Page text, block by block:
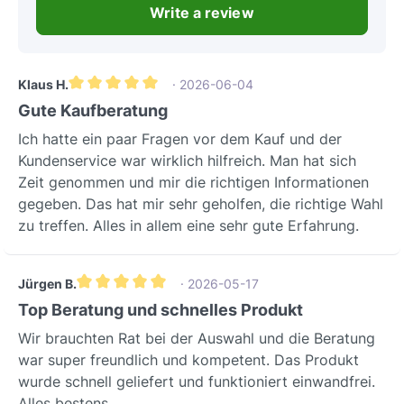
belangrijk is in goed geïsoleerde
gebouwen.Comfortabele digitale
inbedrijfstellingssoftware kunt u de
apparaatconfiguratie gemakkelijk
Dit omvat ook het aanmaken van
digitale inbedrijfstellingsrapporten en
herstelbestanden.Dit bespaart tijd en
moeite bij de installatie en het
onderhoud, garandeert een foutloze
configuratie en maakt eenvoudige
herstel mogelijk indien
nodig.Technische
specificatiesParameterWaardeOpmerki
ngNominale spanning230 VStandaard
netspanningNetaansluiting3 / 1,5
mm2Aanbevolen
de intelligente constructie die ervoor
weggehouden.Dit voorkomt duurzaam
lelijke verkleuringen en vuilophoping
die anders door uitstromende lucht
kunnen ontstaan, en behoudt de
netheid en waarde van uw
gevel.Effectief
condensaatmanagementDe
geïntegreerde condensafdruiprand is
voorkomt.Zo blijven uw buitenmuren
droog en zijn ze optimaal beschermd
tegen vochtschade en lelijke sporen,
wat de duurzaamheid van de
bouwsubstantie bevordert.Technische
specificatiesParameterWaardeBijzonde
Write a review
Klaus H.
Gemiddelde waardering van 5 van 5 sterren
· 2026-06-04
Gute Kaufberatung
Ich hatte ein paar Fragen vor dem Kauf und der
Kundenservice war wirklich hilfreich. Man hat sich
Zeit genommen und mir die richtigen Informationen
gegeben. Das hat mir sehr geholfen, die richtige Wahl
zu treffen. Alles in allem eine sehr gute Erfahrung.
Jürgen B.
Gemiddelde waardering van 5 van 5 sterren
· 2026-05-17
Top Beratung und schnelles Produkt
Wir brauchten Rat bei der Auswahl und die Beratung
war super freundlich und kompetent. Das Produkt
wurde schnell geliefert und funktioniert einwandfrei.